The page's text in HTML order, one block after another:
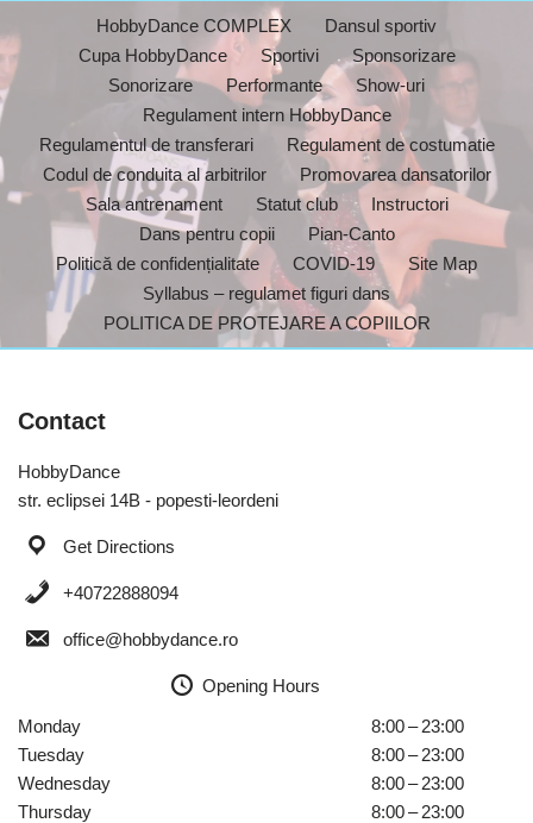
HobbyDance COMPLEX
Dansul sportiv
Cupa HobbyDance
Sportivi
Sponsorizare
Sonorizare
Performante
Show-uri
Regulament intern HobbyDance
Regulamentul de transferari
Regulament de costumatie
Codul de conduita al arbitrilor
Promovarea dansatorilor
Sala antrenament
Statut club
Instructori
Dans pentru copii
Pian-Canto
Politică de confidențialitate
COVID-19
Site Map
Syllabus – regulamet figuri dans
POLITICA DE PROTEJARE A COPIILOR
Contact
HobbyDance
str. eclipsei 14B - popesti-leordeni
Get Directions
+40722888094
office@hobbydance.ro
Opening Hours
Monday
8:00 – 23:00
Tuesday
8:00 – 23:00
Wednesday
8:00 – 23:00
Thursday
8:00 – 23:00